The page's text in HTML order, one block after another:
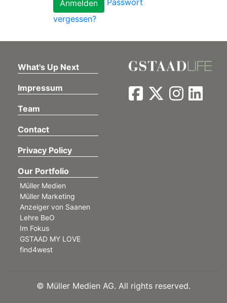
vergessen?
What's Up Next
Impressum
Team
Contact
Privacy Policy
Our Portfolio
Müller Medien
Müller Marketing
Anzeiger von Saanen
Lehre BeO
Im Fokus
GSTAAD MY LOVE
find4west
© Müller Medien AG. All rights reserved.